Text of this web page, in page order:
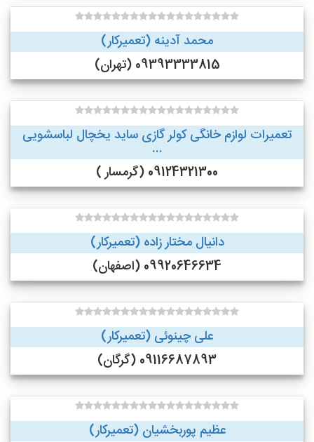
محمد آدینه (تعمیرکار)
09393333815 (تهران)
تعمیرات لوازم خانگی کولر گازی ساید یخچال لباسشویی
...
09124321300 (گرمسار )
دانیال مختار زاده (تعمیرکار)
09920646634 (اصفهان)
علی چینوئی (تعمیرکار)
09116687893 (گرگان)
عظیم پوربخشیان (تعمیرکار)